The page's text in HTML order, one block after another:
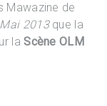
Mawazine de
2013que la
la Scène OLM